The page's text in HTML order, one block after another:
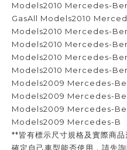
Models2010 Mercedes-
GasAll Models2010
Models2010 Mercedes-
Models2010 Mercedes-
Models2010 Mercedes-
Models2010 Mercedes-
Models2009 Mercedes-
Models2009 Mercedes-
Models2009 Mercedes-
Models2009 Mercedes-B
**皆有標示尺寸規格及實際商
確定自己車型能否使用，請先